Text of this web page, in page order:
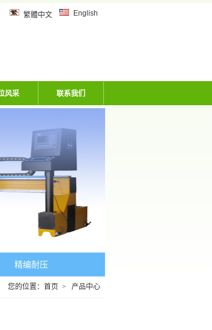
软管、洗车机专用软
繁體中文 English
风采 联系我们
精编耐压
您的位置： 首页 > 产品中心